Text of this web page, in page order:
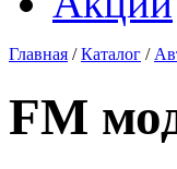
Главная /Каталог /
FM